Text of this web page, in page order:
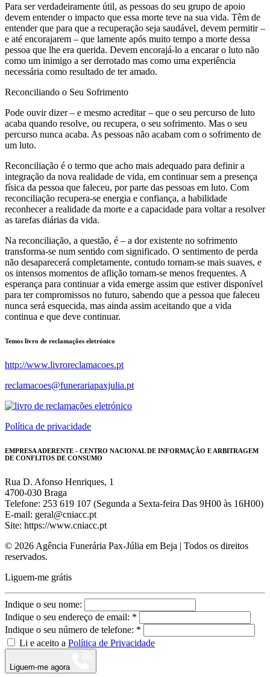
Para ser verdadeiramente útil, as pessoas do seu grupo de apoio
devem entender o impacto que essa morte teve na sua vida. Têm de
entender que para que a recuperação seja saudável, devem permitir –
e até encorajarem – que lamente após muito tempo a morte dessa
pessoa que lhe era querida. Devem encorajá-lo a encarar o luto não
como um inimigo a ser derrotado mas como uma experiência
necessária como resultado de ter amado.
Reconciliando o Seu Sofrimento
Pode ouvir dizer – e mesmo acreditar – que o seu percurso de luto
acaba quando resolve, ou recupera, o seu sofrimento. Mas o seu
percurso nunca acaba. As pessoas não acabam com o sofrimento de
um luto.
Reconciliação é o termo que acho mais adequado para definir a
integração da nova realidade de vida, em continuar sem a presença
física da pessoa que faleceu, por parte das pessoas em luto. Com
reconciliação recupera-se energia e confiança, a habilidade
reconhecer a realidade da morte e a capacidade para voltar a resolver
as tarefas diárias da vida.
Na reconciliação, a questão, é – a dor existente no sofrimento
transforma-se num sentido com significado. O sentimento de perda
não desaparecerá completamente, contudo tornam-se mais suaves, e
os intensos momentos de aflição tornam-se menos frequentes. A
esperança para continuar a vida emerge assim que estiver disponível
para ter compromissos no futuro, sabendo que a pessoa que faleceu
nunca será esquecida, mas ainda assim aceitando que a vida
continua e que deve continuar.
Temos livro de reclamações eletrónico
http://www.livroreclamacoes.pt
reclamacoes@funerariapaxjulia.pt
Política de privacidade
EMPRESA ADERENTE - CENTRO NACIONAL DE INFORMAÇÃO E ARBITRAGEM
DE CONFLITOS DE CONSUMO
Rua D. Afonso Henriques, 1
4700-030 Braga
Telefone: 253 619 107 (Segunda a Sexta-feira Das 9H00 às 16H00)
E-mail: geral@cniacc.pt
Site: https://www.cniacc.pt
© 2026 Agência Funerária Pax-Júlia em Beja | Todos os direitos
reservados.
Liguem-me grátis
Indique o seu nome:
Indique o seu endereço de email: *
Indique o seu número de telefone: *
Li e aceito a Política de Privacidade
Liguem-me agora